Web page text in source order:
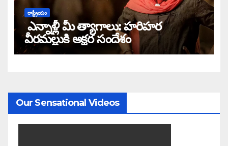
రాష్ట్రీయం
ఎన్నాళ్లీ మీ త్యాగాలు: హరిహర
వీరమల్లుకి అక్షర సందేశం
Our Sensational Videos